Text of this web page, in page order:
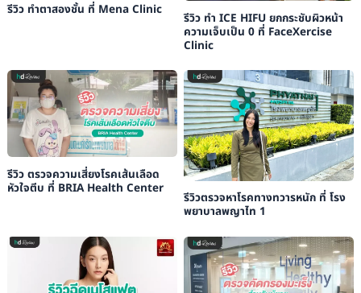
รีวิว ทำตาสองชั้น ที่ Mena Clinic
รีวิว ทำ ICE HIFU ยกกระชับผิวหน้า
ความเจ็บเป็น 0 ที่ FaceXercise
Clinic
รีวิว ตรวจความเสี่ยงโรคเส้นเลือด
หัวใจตีบ ที่ BRIA Health Center
รีวิวตรวจหาโรคทางทวารหนัก ที่ โรง
พยาบาลพญาไท 1